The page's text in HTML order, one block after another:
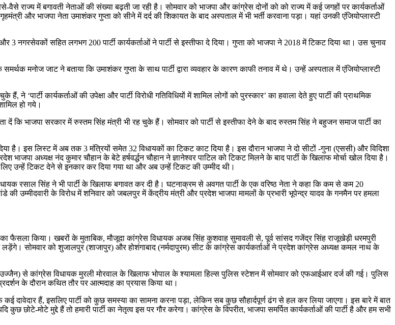
राज्य में बगावती नेताओं की संख्या बढ़ती जा रही है। सोमवार को भाजपा और कांग्रेस दोनों को को राज्य में कई जगहों पर कार्यकर्ताओं
और भाजपा नेता उमाशंकर गुप्ता को सीने में दर्द की शिकायत के बाद अस्पताल में भी भर्ती करवाना पड़ा। यहां उनकी एंजियोप्लास्टी
3 नगरसेवकों सहित लगभग 200 पार्टी कार्यकर्ताओं ने पार्टी से इस्तीफा दे दिया। गुप्ता को भाजपा ने 2018 में टिकट दिया था। उस चुनाव
मनोज जाट ने बताया कि उमाशंकर गुप्ता के साथ पार्टी द्वारा व्यवहार के कारण काफी तनाव में थे। उन्हें अस्पताल में एंजियोप्लास्टी
‘पार्टी कार्यकर्ताओं की उपेक्षा और पार्टी विरोधी गतिविधियों में शामिल लोगों को पुरस्कार’ का हवाला देते हुए पार्टी की प्राथमिक
हो गये।
दें कि भाजपा सरकार में रुस्तम सिंह मंत्री भी रह चुके हैं। सोमवार को पार्टी से इस्तीफा देने के बाद रुस्तम सिंह ने बहुजन समाज पार्टी का
है। इस लिस्ट में अब तक 3 मंत्रियों समेत 32 विधायकों का टिकट काट दिया है। इस दौरान भाजपा ने दो सीटों -गुना (एससी) और विदिशा
अध्यक्ष नंद कुमार चौहान के बेटे हर्षवर्द्धन चौहान ने ज्ञानेश्वर पाटिल को टिकट मिलने के बाद पार्टी के खिलाफ मोर्चा खोल दिया है।
उन्हें टिकट देने से इनकार कर दिया गया था और अब उन्हें टिकट की उम्मीद थी।
रसाल सिंह ने भी पार्टी के खिलाफ बगावत कर दी है। घटनाक्रम से अवगत पार्टी के एक वरिष्ठ नेता ने कहा कि कम से कम 20
की उम्मीदवारी के विरोध में शनिवार को जबलपुर में केंद्रीय मंत्री और प्रदेश भाजपा मामलों के प्रभारी भूपेन्द्र यादव के गनमैन पर हमला
फैसला किया। खबरों के मुताबिक, मौजूदा कांग्रेस विधायक अजब सिंह कुशवाह सुमावली से, पूर्व सांसद गजेंद्र सिंह राजूखेड़ी धरमपुरी
सोमवार को शुजालपुर (शाजापुर) और होशंगाबाद (नर्मदापुरम) सीट के कांग्रेस कार्यकर्ताओं ने प्रदेश कांग्रेस अध्यक्ष कमल नाथ के
से कांग्रेस विधायक मुरली मोरवाल के खिलाफ भोपाल के श्यामला हिल्स पुलिस स्टेशन में सोमवार को एफआईआर दर्ज की गई। पुलिस
के दौरान कथित तौर पर आत्मदाह का प्रयास किया था।
हैं, इसलिए पार्टी को कुछ समस्या का सामना करना पड़ा, लेकिन सब कुछ सौहार्दपूर्ण ढंग से हल कर लिया जाएगा। इस बारे में बात
छोटे-मोटे मुद्दे हैं तो हमारी पार्टी का नेतृत्व इस पर गौर करेगा। कांग्रेस के विपरीत, भाजपा समर्पित कार्यकर्ताओं की पार्टी है और हम सभी